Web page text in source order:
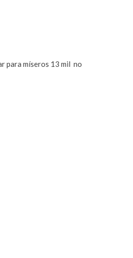
para míseros 13 mil no